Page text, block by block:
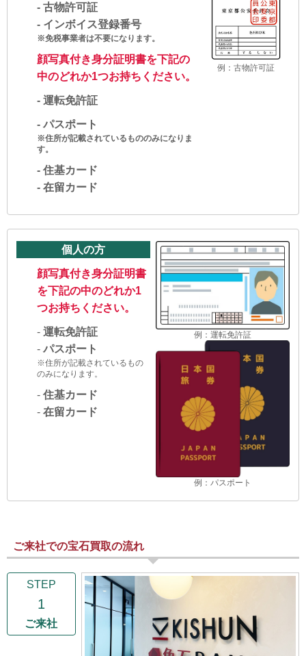
- 古物許可証
- インボイス登録番号
※免税事業者は不要になります。
顔写真付き身分証明書を下記の
中のどれか1つお持ちください。
- 運転免許証
- パスポート
※住所が記載されているもののみになりま
す。
- 住基カード
- 在留カード
例：古物許可証
個人の方
顔写真付き身分証明書
を下記の中のどれか1
つお持ちください。
- 運転免許証
- パスポート
※住所が記載されているもの
のみになります。
- 住基カード
- 在留カード
例：運転免許証
例：パスポート
ご来社での宝石買取の流れ
STEP
1
ご来社